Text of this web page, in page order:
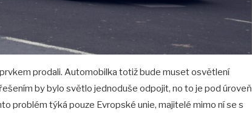
prodali. Automobilka totiž bude muset osvětlení
by bylo světlo jednoduše odpojit, no to je pod úroveň
problém týká pouze Evropské unie, majitelé mimo ní se s